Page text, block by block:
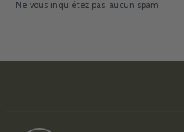
Ne vous inquiétez pas, aucun spam